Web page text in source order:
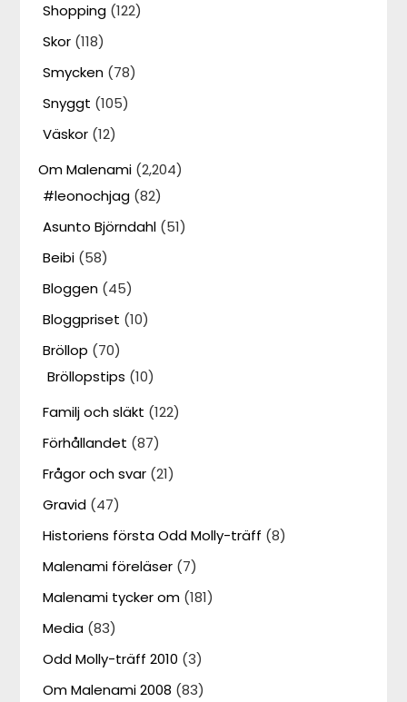
Shopping (122)
Skor (118)
Smycken (78)
Snyggt (105)
Väskor (12)
Om Malenami (2,204)
#leonochjag (82)
Asunto Björndahl (51)
Beibi (58)
Bloggen (45)
Bloggpriset (10)
Bröllop (70)
Bröllopstips (10)
Familj och släkt (122)
Förhållandet (87)
Frågor och svar (21)
Gravid (47)
Historiens första Odd Molly-träff (8)
Malenami föreläser (7)
Malenami tycker om (181)
Media (83)
Odd Molly-träff 2010 (3)
Om Malenami 2008 (83)